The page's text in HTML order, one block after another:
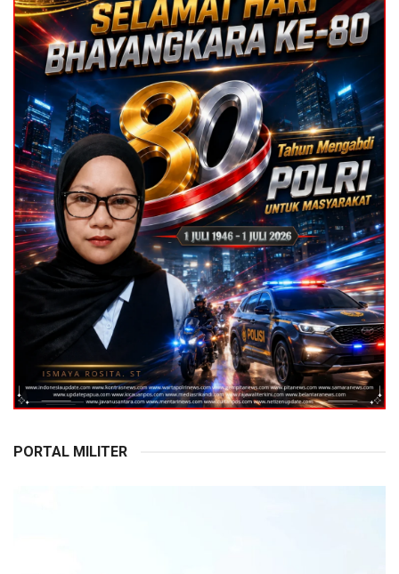
PORTAL MILITER